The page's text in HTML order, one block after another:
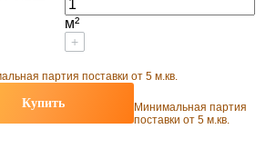
м²
+
партия поставки от 5 м.кв.
Купить
Минимальная партия
поставки от 5 м.кв.